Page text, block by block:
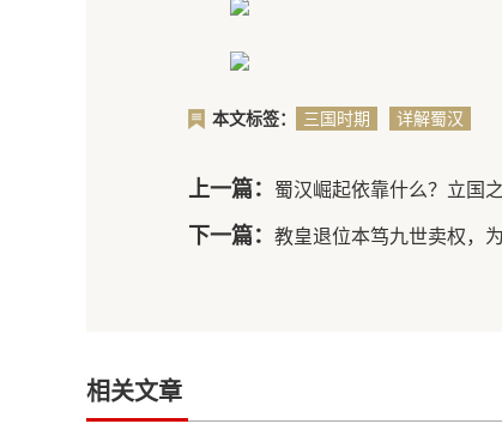
本文标签：
三国时期
么样
详解蜀汉
上一篇： 蜀汉崛起依靠什么？立国
下一篇： 教皇退位本笃九世卖权，
相关文章